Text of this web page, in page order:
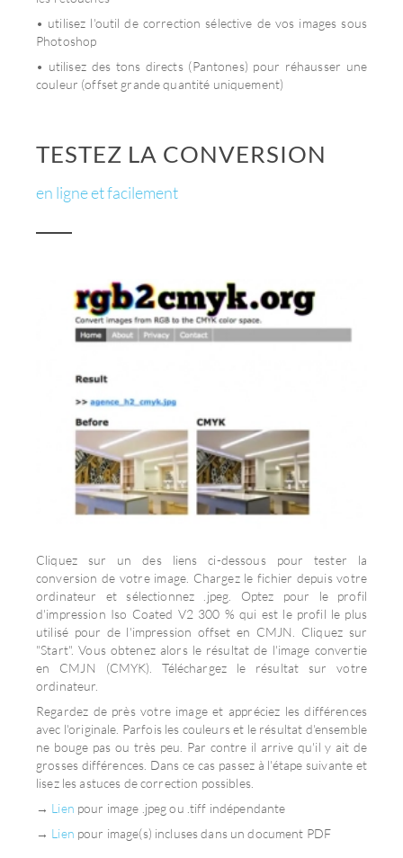
• utilisez l'outil de correction sélective de vos images sous
Photoshop
• utilisez des tons directs (Pantones) pour réhausser une
couleur (offset grande quantité uniquement)
TESTEZ LA CONVERSION
en ligne et facilement
Cliquez sur un des liens ci-dessous pour tester la
conversion de votre image. Chargez le fichier depuis votre
ordinateur et sélectionnez .jpeg. Optez pour le profil
d'impression Iso Coated V2 300 % qui est le profil le plus
utilisé pour de l'impression offset en CMJN. Cliquez sur
"Start". Vous obtenez alors le résultat de l'image convertie
en CMJN (CMYK). Téléchargez le résultat sur votre
ordinateur.
Regardez de près votre image et appréciez les différences
avec l'originale. Parfois les couleurs et le résultat d'ensemble
ne bouge pas ou très peu. Par contre il arrive qu'il y ait de
grosses différences. Dans ce cas passez à l'étape suivante et
lisez les astuces de correction possibles.
→ Lien pour image .jpeg ou .tiff indépendante
→ Lien pour image(s) incluses dans un document PDF